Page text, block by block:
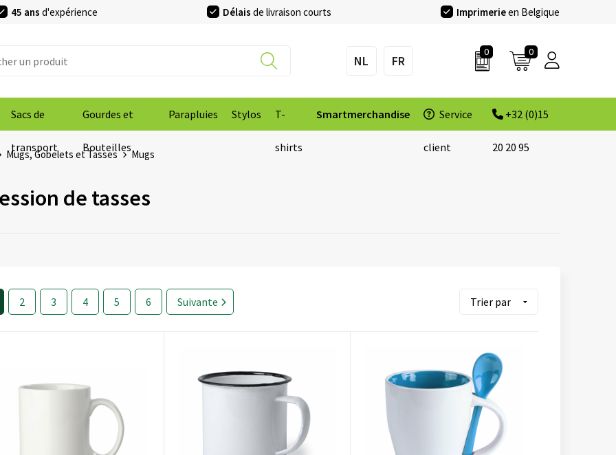
45 ans d'expérience Délais de livraison courts Imprimerieen Belgique
NL FR
0 0
Sacs de
transport
Gourdes et
Bouteilles
Parapluies Stylos T-
shirts
Smartmerchandise Service
client
+32 (0)15
20 20 95
Mugs, Gobelets et Tasses Mugs
de tasses
2 3 4 5 6 Suivante